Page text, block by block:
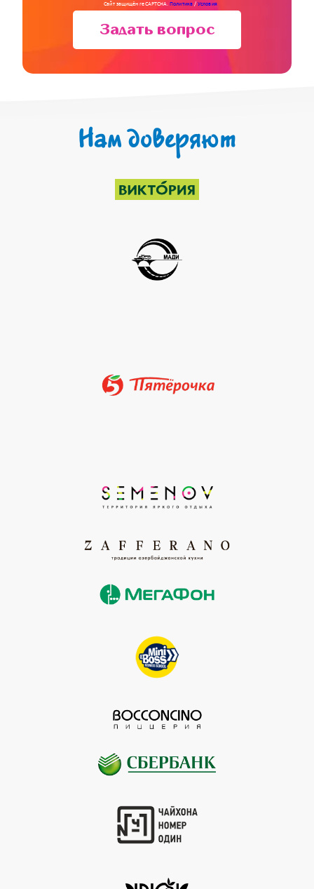
Сайт защищён reCAPTCHA.Политика/Условия
Задать вопрос
Нам доверяют